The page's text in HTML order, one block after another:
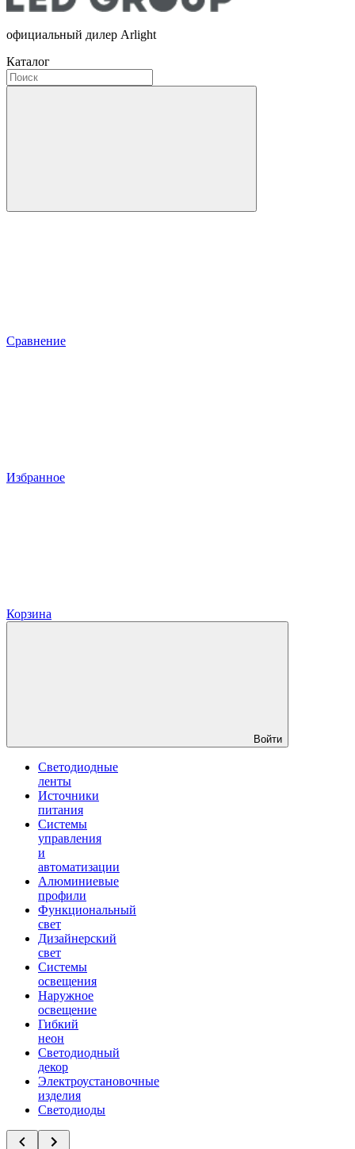
официальный дилер Arlight
Каталог
Сравнение
Избранное
Корзина
Войти
Светодиодные
ленты
Источники
питания
Системы
управления
и
автоматизации
Алюминиевые
профили
Функциональный
свет
Дизайнерский
свет
Системы
освещения
Наружное
освещение
Гибкий
неон
Светодиодный
декор
Электроустановочные
изделия
Светодиоды